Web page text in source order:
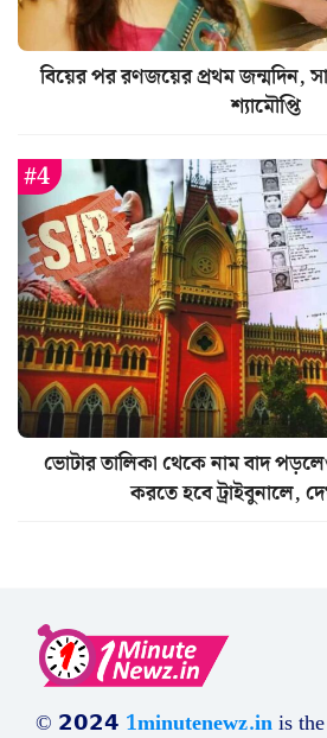
বিয়ের পর রণজয়ের প্রথম জন্মদিন,
শ্যামৌপ্তি
ভোটার তালিকা থেকে নাম বাদ
করতে হবে ট্রাইবুনালে,
© 𝟮𝟬𝟮𝟰 1minutenewz.inis